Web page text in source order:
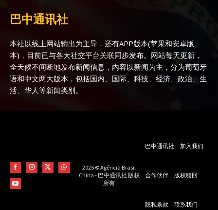
巴中通讯社
本社以线上网站输出为主导，还有APP版本(苹果和安卓版
本)，目前已与各大社交平台关联同步发布。网站每天更新，
全天候不间断地发布新闻信息，内容以新闻为主，分为葡萄牙
语和中文两大版本，包括国内、国际、科技、经济、政治、生
活、华人等新闻类别。
2025 © Agência Brasil
China - 巴中通讯社 版权
所有
巴中通讯社 加入我们
合作伙伴 版权驳回
隐私条款 联系我们